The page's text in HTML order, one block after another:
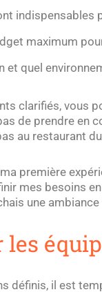
indispensables
maximum
et quel
clarifiés, vous
de prendre en
au restaurant
première
mes besoins
une
les
définis, il est